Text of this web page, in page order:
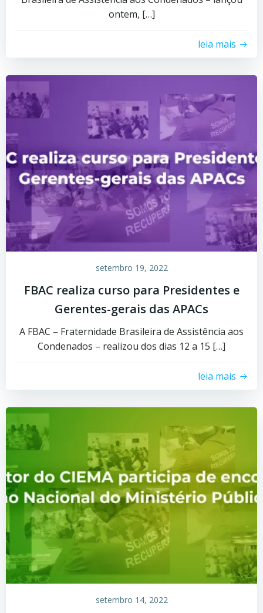
ontem, […]
leia mais
setembro 19, 2022
FBAC realiza curso para Presidentes e
Gerentes-gerais das APACs
A FBAC – Fraternidade Brasileira de Assistência aos
Condenados – realizou dos dias 12 a 15 […]
leia mais
setembro 14, 2022